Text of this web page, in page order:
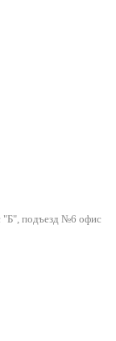
подъезд №6 офис